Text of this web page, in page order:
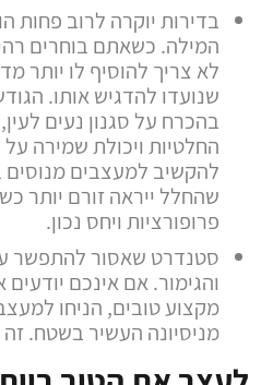
בדירות יוקרה לרוב פחות
המילה. כשאתם בוחרים
לא צריך להוסיף לו יותר
שנועדו להדגיש אותו.
בהכרח על סגנון נעים
החלטיות ויכולת שמירה על
להקשיב למעצבים מנוסים
שהחלל ייראה זורם יותר
פרופורציות ויחס נכון.
סטנדרט שאסור להתפשר
והגימור. אם אינכם
מקצוע טובים, הניחו
מניסיונה העשיר בשטח.